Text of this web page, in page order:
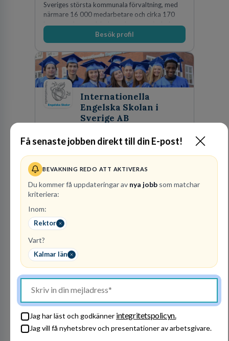
Få senaste jobben direkt till din E-post!
BEVAKNING REDO ATT AKTIVERAS
Du kommer få uppdateringar av nya jobb som matchar
kriteriera:
Inom:
Rektor
Vart?
Kalmar län
Jag har läst och godkänner integritetspolicyn.
Jag vill få nyhetsbrev och presentationer av arbetsgivare.
Sveriges största kommunala förvaltning, med
närmare 16 000 medarbetare och cirka 170
kommunala grundskolor och gymnasieskolor
Besök profil
Internationella
Engelska Skolan i
Sverige AB
30lediga jobb
Visa jobb
Internationella Engelska Skolan är en av
Vi har 47 skolor med cirka 30 000 elever från
hela landet. IES har vuxit stadigt med bibehållen
kvalitet sedan 1993.